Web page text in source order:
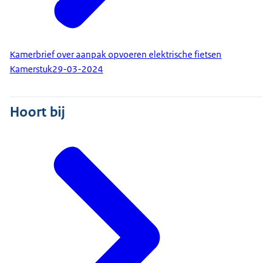
Kamerbrief over aanpak opvoeren elektrische fietsen
Kamerstuk29-03-2024
Hoort bij